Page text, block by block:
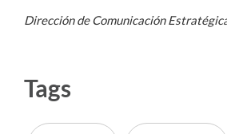
Dirección de Comunicación
Tags